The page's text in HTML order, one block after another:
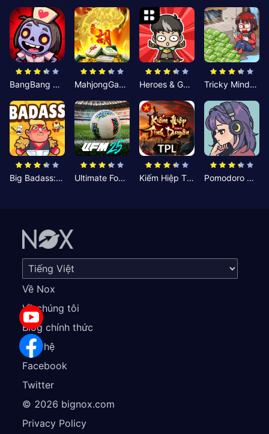
BangBang Zombies:Chiến Shelter MahjongGame Heroes & Gear? Yoink! Tricky Minds: Brainy Puzzle
Big Badass: Game AFK Idle RPG Ultimate Football Manager Kiếm Hiệp Tình Duyên Pomodoro Nhỏ: Giờ Tập Trung
Về Nox
Về chúng tôi
Blog chính thức
Liên hệ
Facebook
Twitter
© 2026 bignox.com
Privacy Policy